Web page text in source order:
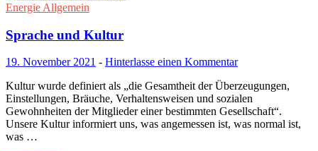
Energie Allgemein
Sprache und Kultur
19. November 2021 - Hinterlasse einen Kommentar
Kultur wurde definiert als „die Gesamtheit der Überzeugungen,
Einstellungen, Bräuche, Verhaltensweisen und sozialen
Gewohnheiten der Mitglieder einer bestimmten Gesellschaft“.
Unsere Kultur informiert uns, was angemessen ist, was normal ist,
was …